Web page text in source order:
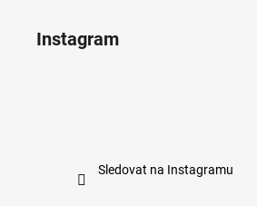
Instagram
Sledovat na Instagramu